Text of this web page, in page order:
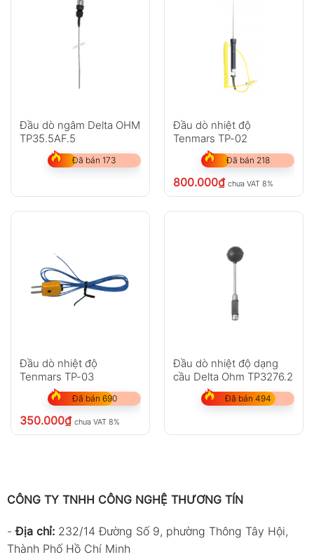
Đầu dò ngâm Delta OHM
TP35.5AF.5
Đã bán 173
Đầu dò nhiệt độ
Tenmars TP-02
Đã bán 218
800.000₫ chưa VAT 8%
Đầu dò nhiệt độ
Tenmars TP-03
Đã bán 690
350.000₫ chưa VAT 8%
Đầu dò nhiệt độ dạng
cầu Delta Ohm TP3276.2
Đã bán 494
CÔNG TY TNHH CÔNG NGHỆ THƯƠNG TÍN
-Địa chỉ: 232/14 Đường Số 9, phường Thông Tây Hội,
Thành Phố Hồ Chí Minh